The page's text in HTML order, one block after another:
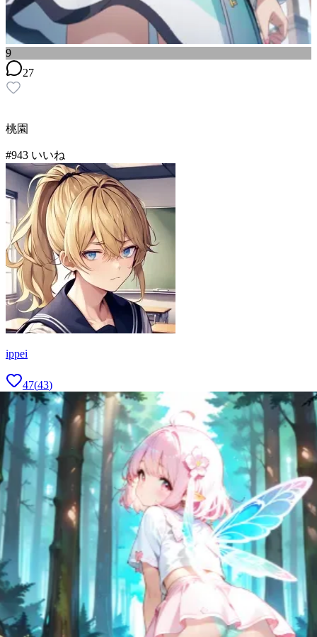
9
27
桃園
#943 いいね
ippei
47(43)